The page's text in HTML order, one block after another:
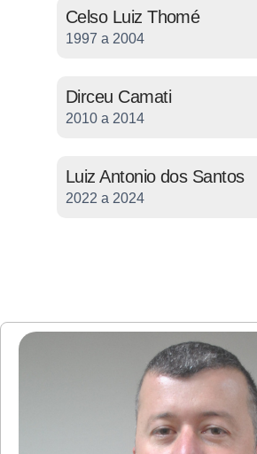
Celso Luiz Thomé
1997 a 2004
Dirceu Camati
2010 a 2014
Luiz Antonio dos Santos
2022 a 2024